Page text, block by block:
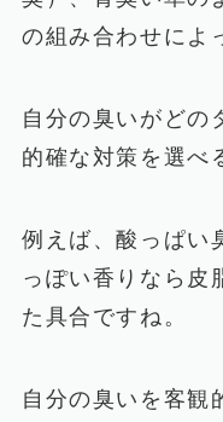
の組み合わせによ
自分の臭いがどの
的確な対策を選べ
例えば、酸っぱい
っぽい香りなら皮
た具合ですね。
自分の臭いを客観